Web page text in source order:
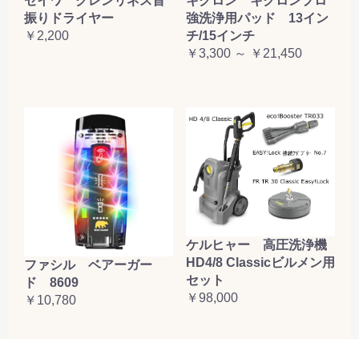
振りドライヤー
￥2,200
強洗浄用パッド 13イン
チ/15インチ
￥3,300 ～ ￥21,450
ファシル ベアーガー
ド 8609
￥10,780
ケルヒャー 高圧洗浄機
HD4/8 Classicビルメン用
セット
￥98,000